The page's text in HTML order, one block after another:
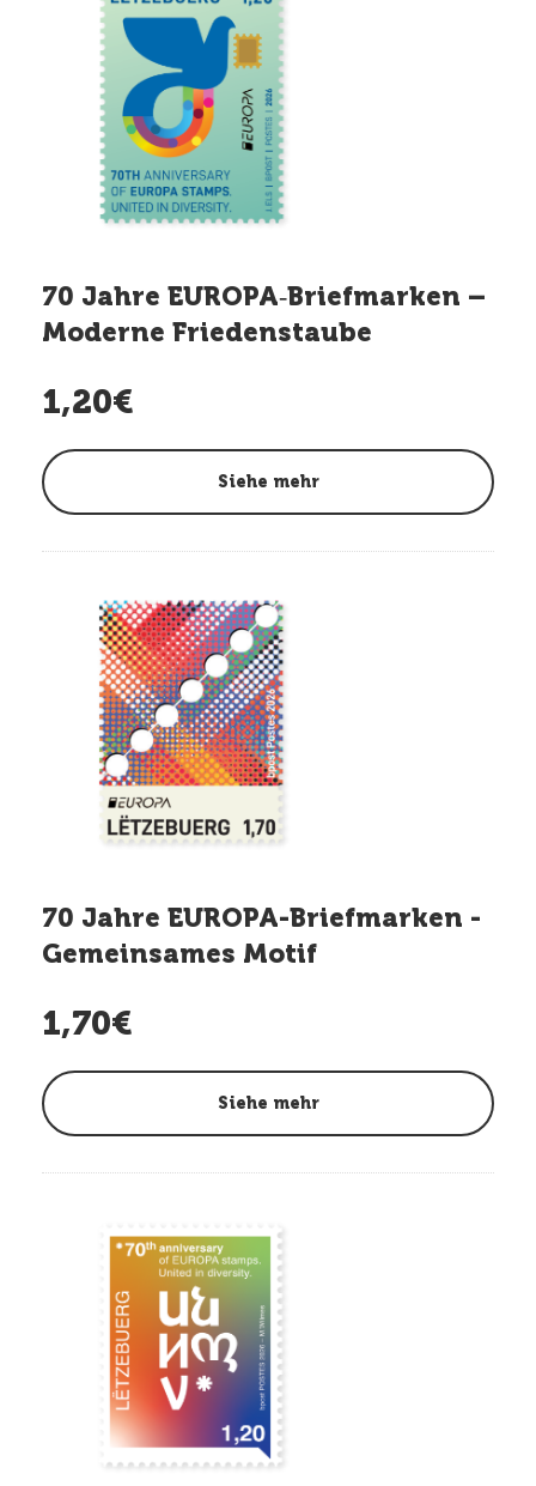
70 Jahre EUROPA‑Briefmarken –
Moderne Friedenstaube
1,20€
Siehe mehr
70 Jahre EUROPA-Briefmarken -
Gemeinsames Motif
1,70€
Siehe mehr